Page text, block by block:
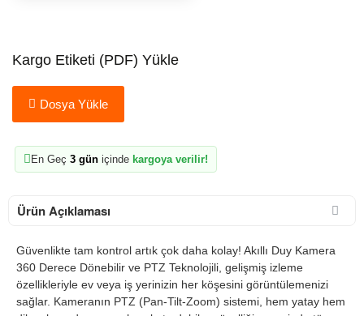
Kargo Etiketi (PDF) Yükle
Dosya Yükle
En Geç 3 gün içinde kargoya verilir!
Ürün Açıklaması
Güvenlikte tam kontrol artık çok daha kolay! Akıllı Duy Kamera
360 Derece Dönebilir ve PTZ Teknolojili, gelişmiş izleme
özellikleriyle ev veya iş yerinizin her köşesini görüntülemenizi
sağlar. Kameranın PTZ (Pan-Tilt-Zoom) sistemi, hem yatay hem